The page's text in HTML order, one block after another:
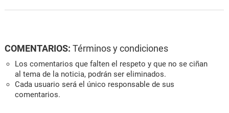
COMENTARIOS: Términos y condiciones
Los comentarios que falten el respeto y que no se ciñan
al tema de la noticia, podrán ser eliminados.
Cada usuario será el único responsable de sus
comentarios.